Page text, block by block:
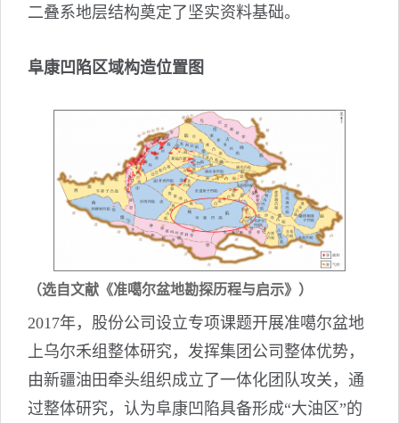
二叠系地层结构奠定了坚实资料基础。
阜康凹陷区域构造位置图
（选自文献《准噶尔盆地勘探历程与启示》）
2017年，股份公司设立专项课题开展准噶尔盆地
上乌尔禾组整体研究，发挥集团公司整体优势，
由新疆油田牵头组织成立了一体化团队攻关，通
过整体研究，认为阜康凹陷具备形成“大油区”的